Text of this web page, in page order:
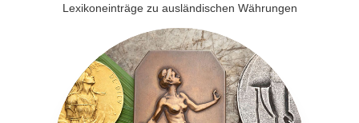
Lexikoneinträge zu ausländischen Währungen